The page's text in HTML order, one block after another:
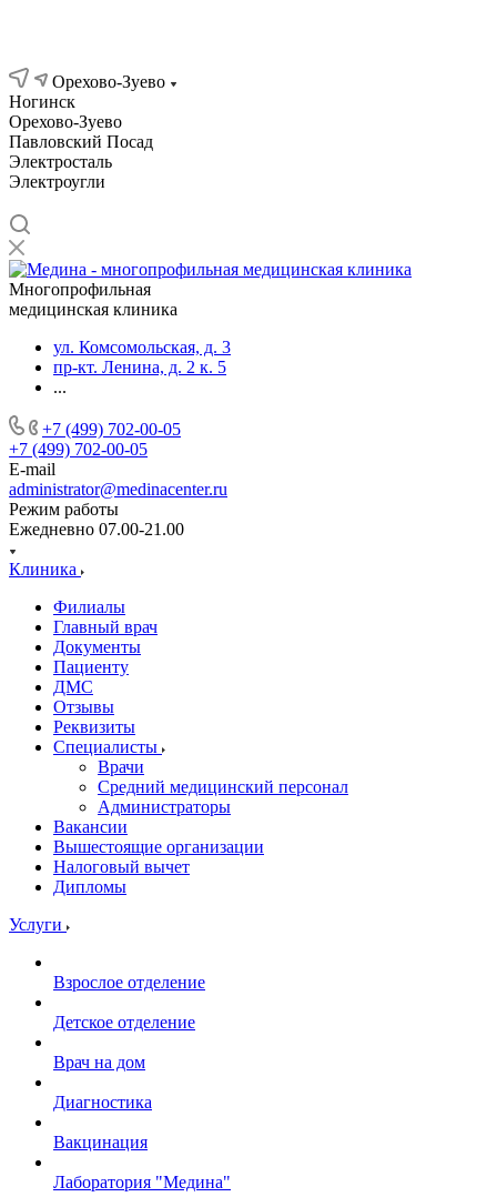
Орехово-Зуево
Ногинск
Орехово-Зуево
Павловский Посад
Электросталь
Электроугли
Многопрофильная
медицинская клиника
ул. Комсомольская, д. 3
пр-кт. Ленина, д. 2 к. 5
...
+7 (499) 702-00-05
+7 (499) 702-00-05
E-mail
administrator@medinacenter.ru
Режим работы
Ежедневно 07.00-21.00
Клиника
Филиалы
Главный врач
Документы
Пациенту
ДМС
Отзывы
Реквизиты
Специалисты
Врачи
Средний медицинский персонал
Администраторы
Вакансии
Вышестоящие организации
Налоговый вычет
Дипломы
Услуги
Взрослое отделение
Детское отделение
Врач на дом
Диагностика
Вакцинация
Лаборатория "Медина"